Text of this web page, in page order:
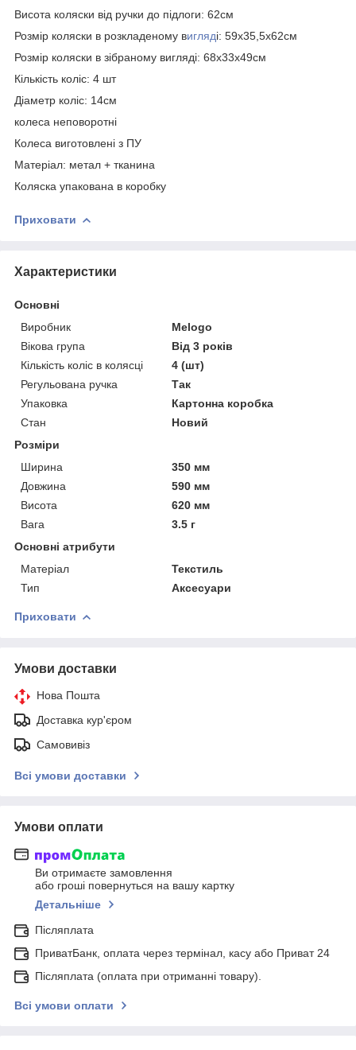
Висота коляски від ручки до підлоги: 62см
Розмір коляски в розкладеному вигляді: 59x35,5x62см
Розмір коляски в зібраному вигляді: 68x33x49см
Кількість коліс: 4 шт
Діаметр коліс: 14см
колеса неповоротні
Колеса виготовлені з ПУ
Матеріал: метал + тканина
Коляска упакована в коробку
Приховати
Характеристики
Основні
Виробник
Melogo
Вікова група
Від 3 років
Кількість коліс в колясці
4 (шт)
Регульована ручка
Так
Упаковка
Картонна коробка
Стан
Новий
Розміри
Ширина
350 мм
Довжина
590 мм
Висота
620 мм
Вага
3.5 г
Основні атрибути
Матеріал
Текстиль
Тип
Аксесуари
Приховати
Умови доставки
Нова Пошта
Доставка кур'єром
Самовивіз
Всі умови доставки
Умови оплати
Ви отримаєте замовлення
або гроші повернуться на вашу картку
Детальніше
Післяплата
ПриватБанк, оплата через термінал, касу або Приват 24
Післяплата (оплата при отриманні товару).
Всі умови оплати